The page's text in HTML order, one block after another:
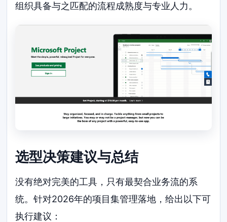
组织具备与之匹配的流程成熟度与专业人力。
选型决策建议与总结
没有绝对完美的工具，只有最契合业务流的系
统。针对2026年的项目集管理落地，给出以下可
执行建议：